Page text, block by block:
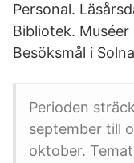
Personal.
Bibliotek.
Besöksmål i
Perioden
september till
oktober.